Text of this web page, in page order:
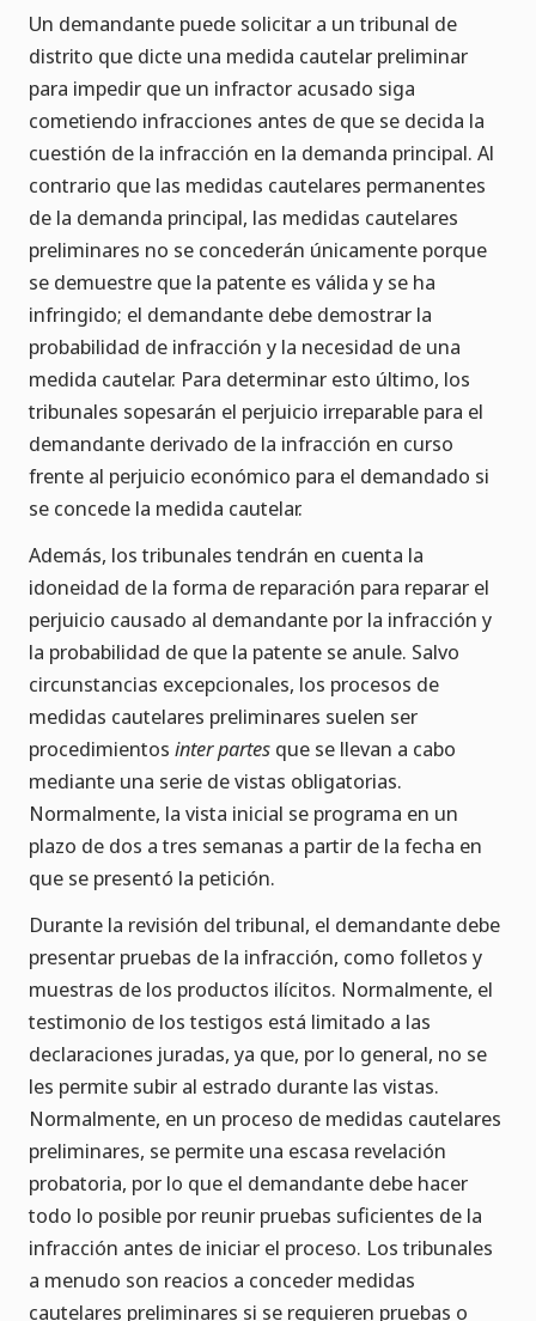
Un demandante puede solicitar a un tribunal de
distrito que dicte una medida cautelar preliminar
para impedir que un infractor acusado siga
cometiendo infracciones antes de que se decida la
cuestión de la infracción en la demanda principal. Al
contrario que las medidas cautelares permanentes
de la demanda principal, las medidas cautelares
preliminares no se concederán únicamente porque
se demuestre que la patente es válida y se ha
infringido; el demandante debe demostrar la
probabilidad de infracción y la necesidad de una
medida cautelar. Para determinar esto último, los
tribunales sopesarán el perjuicio irreparable para el
demandante derivado de la infracción en curso
frente al perjuicio económico para el demandado si
se concede la medida cautelar.
Además, los tribunales tendrán en cuenta la
idoneidad de la forma de reparación para reparar el
perjuicio causado al demandante por la infracción y
la probabilidad de que la patente se anule. Salvo
circunstancias excepcionales, los procesos de
medidas cautelares preliminares suelen ser
procedimientos inter partes que se llevan a cabo
mediante una serie de vistas obligatorias.
Normalmente, la vista inicial se programa en un
plazo de dos a tres semanas a partir de la fecha en
que se presentó la petición.
Durante la revisión del tribunal, el demandante debe
presentar pruebas de la infracción, como folletos y
muestras de los productos ilícitos. Normalmente, el
testimonio de los testigos está limitado a las
declaraciones juradas, ya que, por lo general, no se
les permite subir al estrado durante las vistas.
Normalmente, en un proceso de medidas cautelares
preliminares, se permite una escasa revelación
probatoria, por lo que el demandante debe hacer
todo lo posible por reunir pruebas suficientes de la
infracción antes de iniciar el proceso. Los tribunales
a menudo son reacios a conceder medidas
cautelares preliminares si se requieren pruebas o